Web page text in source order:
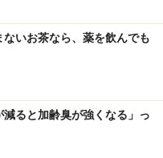
質を作りますが、タン
ボソームにくっついて
成にかかわるmRNAや
細菌の増殖を抑える作
ないお茶なら、薬を飲んでも
減ると加齢臭が強くなる」っ